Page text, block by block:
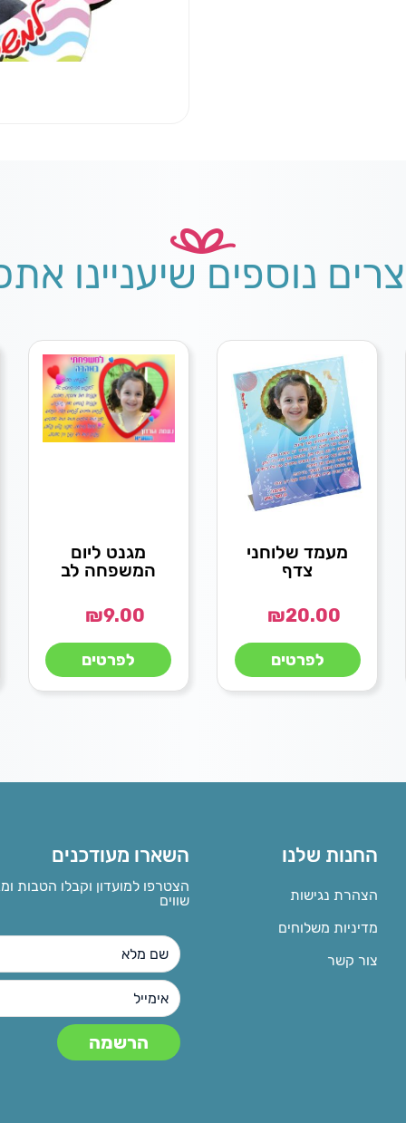
נוספים שיעניינו
מעמד שלוחני
צדף
₪20.00
לפרטים
מגנט ליום
המשפחה לב
₪9.00
לפרטים
החנות שלנו
הצהרת נגישות
מדיניות משלוחים
צור קשר
השארו מעודכנים
הצטרפו למועדון וקבלו הטבות
שווים